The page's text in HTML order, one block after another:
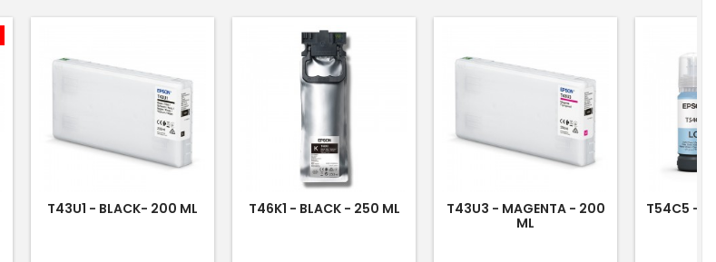
T43U1 - BLACK- 200 ML T46K1 - BLACK - 250 ML
T43U3 - MAGENTA - 200
ML
T54C5 -